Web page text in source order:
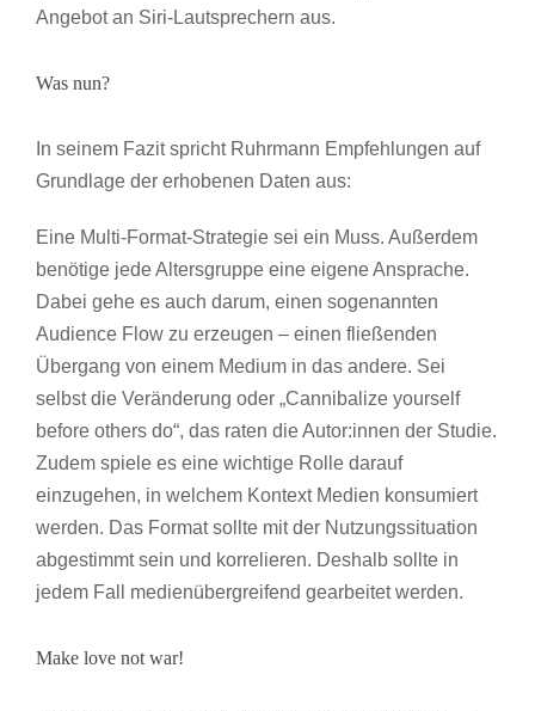
Angebot an Siri-Lautsprechern aus.
Was nun?
In seinem Fazit spricht Ruhrmann Empfehlungen auf
Grundlage der erhobenen Daten aus:
Eine Multi-Format-Strategie sei ein Muss. Außerdem
benötige jede Altersgruppe eine eigene Ansprache.
Dabei gehe es auch darum, einen sogenannten
Audience Flow zu erzeugen – einen fließenden
Übergang von einem Medium in das andere. Sei
selbst die Veränderung oder „Cannibalize yourself
before others do“, das raten die Autor:innen der Studie.
Zudem spiele es eine wichtige Rolle darauf
einzugehen, in welchem Kontext Medien konsumiert
werden. Das Format sollte mit der Nutzungssituation
abgestimmt sein und korrelieren. Deshalb sollte in
jedem Fall medienübergreifend gearbeitet werden.
Make love not war!